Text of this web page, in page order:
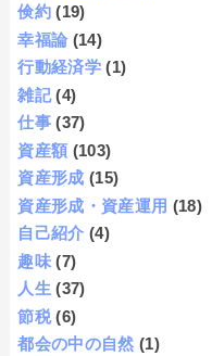
倹約 (19)
幸福論 (14)
行動経済学 (1)
雑記 (4)
仕事 (37)
資産額 (103)
資産形成 (15)
資産形成・資産運用 (18)
自己紹介 (4)
趣味 (7)
人生 (37)
節税 (6)
都会の中の自然 (1)